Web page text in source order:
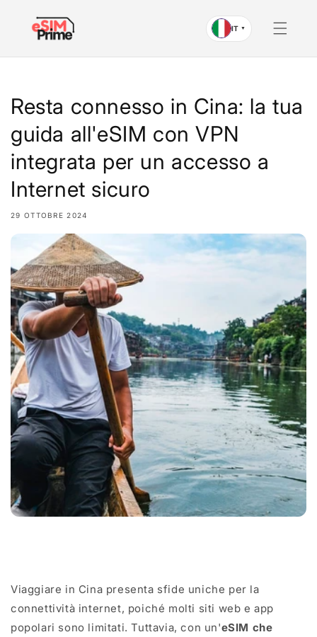
contenuto
IT ▼
Resta connesso in Cina: la tua
guida all'eSIM con VPN
integrata per un accesso a
Internet sicuro
29 OTTOBRE 2024
Viaggiare in Cina presenta sfide uniche per la
connettività internet, poiché molti siti web e app
popolari sono limitati. Tuttavia, con un'eSIM che